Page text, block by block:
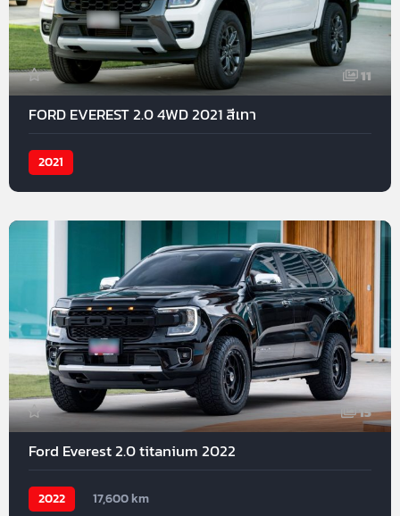
11
FORD EVEREST 2.0 4WD 2021 สีเทา
2021
15
Ford Everest 2.0 titanium 2022
2022 17,600 km